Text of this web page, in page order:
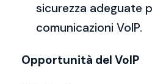
sicurezza adeguate
comunicazioni VoIP.
Opportunità del VoIP